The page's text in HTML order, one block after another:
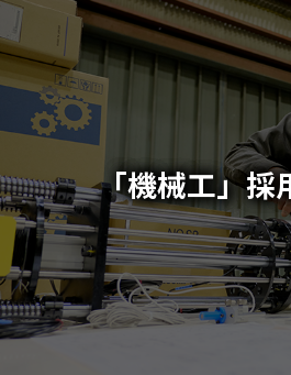
「機械工」採